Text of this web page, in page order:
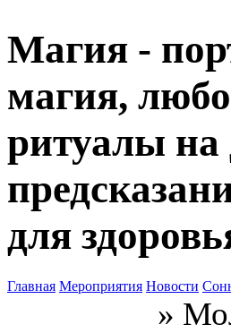
Магия -
магия,
ритуалы на
для
Главная Мероприятия Новости
»